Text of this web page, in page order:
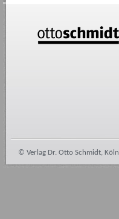
© Verlag Dr. Otto Schmidt, Köln